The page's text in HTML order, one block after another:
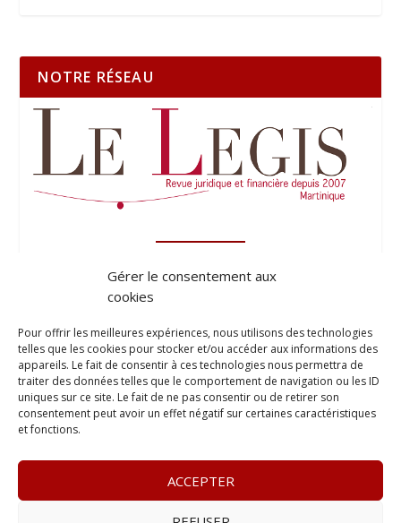
Gérer le consentement aux
cookies
Pour offrir les meilleures expériences, nous utilisons des technologies
telles que les cookies pour stocker et/ou accéder aux informations des
appareils. Le fait de consentir à ces technologies nous permettra de
traiter des données telles que le comportement de navigation ou les ID
uniques sur ce site. Le fait de ne pas consentir ou de retirer son
consentement peut avoir un effet négatif sur certaines caractéristiques
et fonctions.
ACCEPTER
NOTRE RÉSEAU